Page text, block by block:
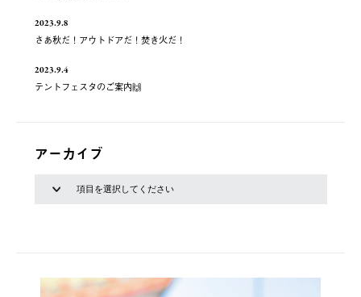
2023.9.8
さあ秋だ！アウトドアだ！焚き火だ！
2023.9.4
テントフェスタのご案内🙌
アーカイブ